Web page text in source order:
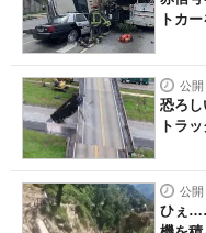
トカ
公開
恐ろ
トラ
公開
ひぇ